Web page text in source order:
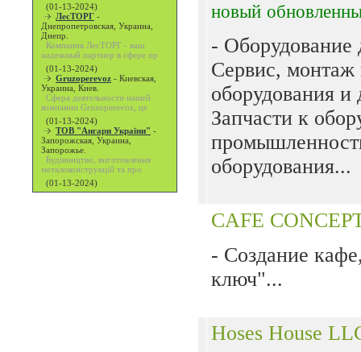
(01-13-2024)
ЛесТОРГ -
Днепропетровская, Украина,
Днепр.
Компания ЛесТОРГ - ваш
надежный партнер в сфере пр
(01-13-2024)
Gruzoperevoz - Киевская,
Украина, Киев.
Сфера деятельности нашей
компании Gruzoperevoz, це
(01-13-2024)
ТОВ "Ангари України" -
Запорожская, Украина,
Запорожье.
Будівництво, виготовлення
металоконструкцій та про
(01-13-2024)
новый
-
Сервис, монтаж
оборудования
Запчасти к
оборудования...
CAFE
- Создание
ключ"...
Hoses House